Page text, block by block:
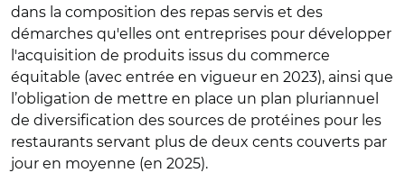
dans la composition des repas servis et des
démarches qu'elles ont entreprises pour développer
l'acquisition de produits issus du commerce
équitable (avec entrée en vigueur en 2023), ainsi que
l’obligation de mettre en place un plan pluriannuel
de diversification des sources de protéines pour les
restaurants servant plus de deux cents couverts par
jour en moyenne (en 2025).